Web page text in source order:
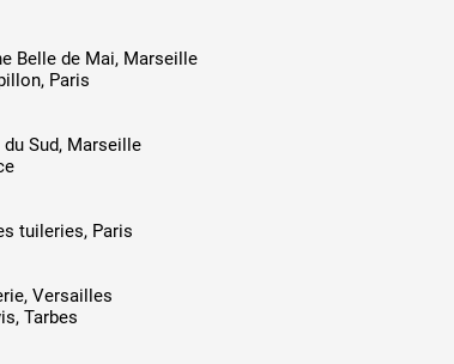
Belle de Mai, Marseille
Paris
Sud, Marseille
tuileries, Paris
Versailles
Tarbes